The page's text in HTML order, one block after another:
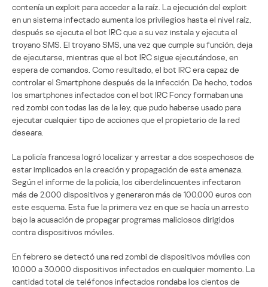
contenía un exploit para acceder a la raíz. La ejecución del exploit
en un sistema infectado aumenta los privilegios hasta el nivel raíz,
después se ejecuta el bot IRC que a su vez instala y ejecuta el
troyano SMS. El troyano SMS, una vez que cumple su función, deja
de ejecutarse, mientras que el bot IRC sigue ejecutándose, en
espera de comandos. Como resultado, el bot IRC era capaz de
controlar el Smartphone después de la infección. De hecho, todos
los smartphones infectados con el bot IRC Foncy formaban una
red zombi con todas las de la ley, que pudo haberse usado para
ejecutar cualquier tipo de acciones que el propietario de la red
deseara.
La policía francesa logró localizar y arrestar a dos sospechosos de
estar implicados en la creación y propagación de esta amenaza.
Según el informe de la policía, los ciberdelincuentes infectaron
más de 2.000 dispositivos y generaron más de 100.000 euros con
este esquema. Esta fue la primera vez en que se hacía un arresto
bajo la acusación de propagar programas maliciosos dirigidos
contra dispositivos móviles.
En febrero se detectó una red zombi de dispositivos móviles con
10.000 a 30.000 dispositivos infectados en cualquier momento. La
cantidad total de teléfonos infectados rondaba los cientos de